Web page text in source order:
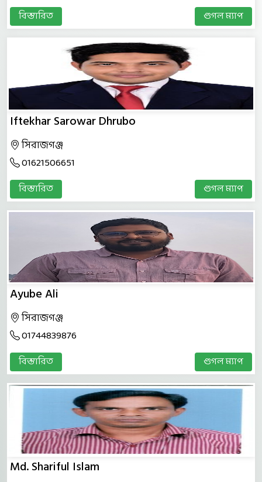
বিস্তারিত গুগল ম্যাপ
Iftekhar Sarowar Dhrubo
সিরাজগঞ্জ
01621506651
বিস্তারিত গুগল ম্যাপ
Ayube Ali
সিরাজগঞ্জ
01744839876
বিস্তারিত গুগল ম্যাপ
Md. Shariful Islam